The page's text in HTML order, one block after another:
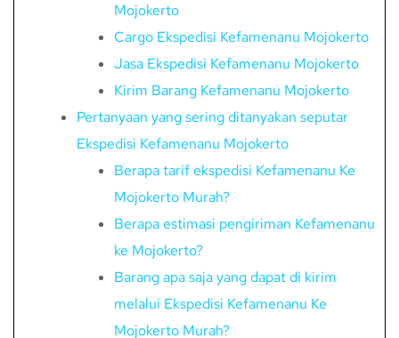
Mojokerto
Cargo Ekspedisi Kefamenanu Mojokerto
Jasa Ekspedisi Kefamenanu Mojokerto
Kirim Barang Kefamenanu Mojokerto
Pertanyaan yang sering ditanyakan seputar
Ekspedisi Kefamenanu Mojokerto
Berapa tarif ekspedisi Kefamenanu Ke
Mojokerto Murah?
Berapa estimasi pengiriman Kefamenanu
ke Mojokerto?
Barang apa saja yang dapat di kirim
melalui Ekspedisi Kefamenanu Ke
Mojokerto Murah?